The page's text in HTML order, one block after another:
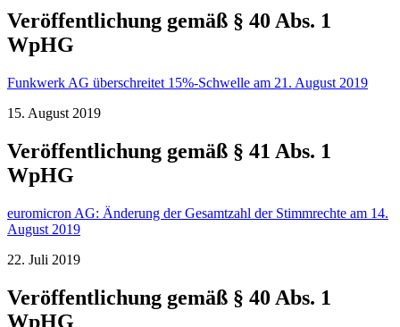
Veröffentlichung gemäß § 40 Abs. 1
WpHG
Funkwerk AG überschreitet 15%-Schwelle am 21. August 2019
15. August 2019
Veröffentlichung gemäß § 41 Abs. 1
WpHG
euromicron AG: Änderung der Gesamtzahl der Stimmrechte am 14.
August 2019
22. Juli 2019
Veröffentlichung gemäß § 40 Abs. 1
WpHG